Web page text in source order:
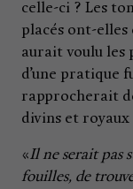
celle-ci ? Les
placés ont-elles
aurait voulu les
d’une pratique
rapprocherait
divins et royaux
«Il ne serait pas
fouilles, de